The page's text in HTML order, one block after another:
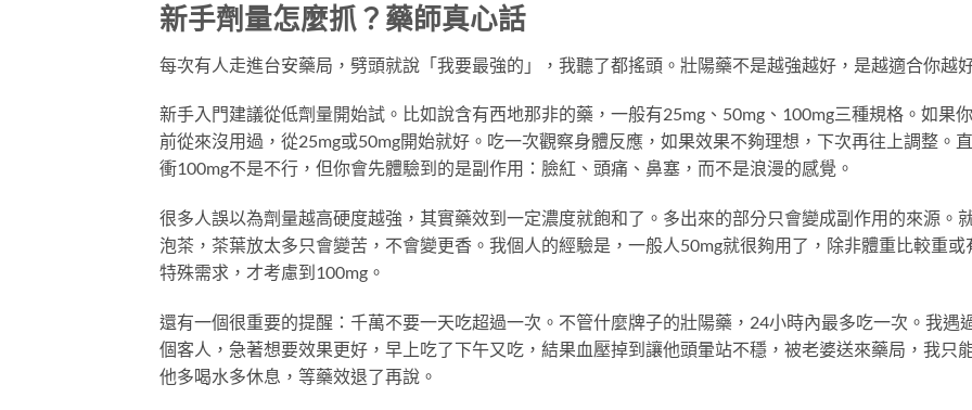
新手劑量怎麼抓？藥師真心話
每次有人走進台安藥局，劈頭就說「我要最強的」，我聽了都搖頭。壯陽藥不是越強越好，是越適合你越
新手入門建議從低劑量開始試。比如說含有西地那非的藥，一般有25mg、50mg、100mg三種規格。如果
前從來沒用過，從25mg或50mg開始就好。吃一次觀察身體反應，如果效果不夠理想，下次再往上調整。
衝100mg不是不行，但你會先體驗到的是副作用：臉紅、頭痛、鼻塞，而不是浪漫的感覺。
很多人誤以為劑量越高硬度越強，其實藥效到一定濃度就飽和了。多出來的部分只會變成副作用的來源。
泡茶，茶葉放太多只會變苦，不會變更香。我個人的經驗是，一般人50mg就很夠用了，除非體重比較重或
特殊需求，才考慮到100mg。
還有一個很重要的提醒：千萬不要一天吃超過一次。不管什麼牌子的壯陽藥，24小時內最多吃一次。我遇
個客人，急著想要效果更好，早上吃了下午又吃，結果血壓掉到讓他頭暈站不穩，被老婆送來藥局，我只
他多喝水多休息，等藥效退了再說。